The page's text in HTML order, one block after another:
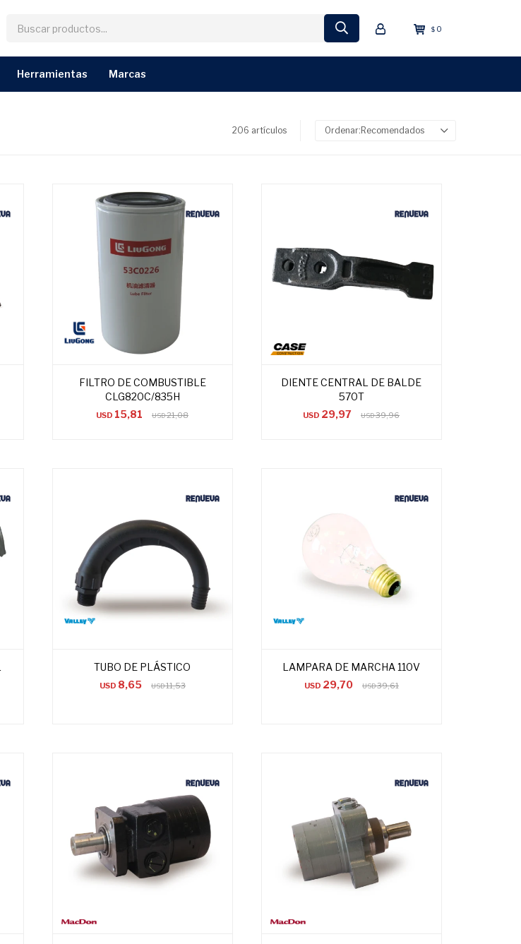
herramientas marcas
$ 0
206 artículos Recomendados
FILTRO DE COMBUSTIBLE
CLG820C/835H
USD 15,81 USD21,08
DIENTE CENTRAL DE BALDE
570T
USD 29,97 USD39,96
TUBO DE PLÁSTICO
USD 8,65 USD11,53
LAMPARA DE MARCHA 110V
USD 29,70 USD39,61